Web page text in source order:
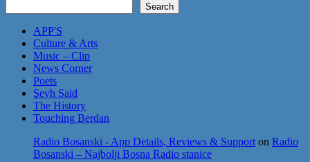
Search
APP'S
Culture & Arts
Music – Clip
News Corner
Poets
Şeyh Said
The History
Touching Berdan
Radio Bosanski - App Details, Reviews & Support on Radio
Bosanski – Najbolji Bosna Radio stanice